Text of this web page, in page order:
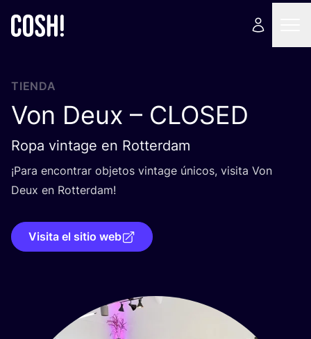
TIENDA
Von Deux – CLOSED
Ropa vintage en Rotterdam
¡Para encon­trar obje­tos vin­ta­ge úni­cos, visi­ta Von
Deux en Rotterdam!
Visita el sitio web